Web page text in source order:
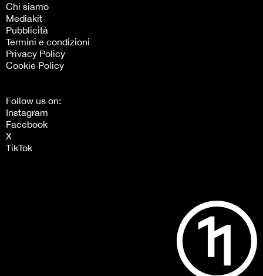
Chi siamo
Mediakit
Pubblicità
Termini e condizioni
Privacy Policy
Cookie Policy
Follow us on:
Instagram
Facebook
X
TikTok